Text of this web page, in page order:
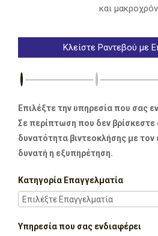
και
Κλείστε Ραντεβού με
Επιλέξτε την υπηρεσία που σας
Σε περίπτωση που δεν βρίσκεστε
δυνατότητα βιντεοκλήσης με τον
δυνατή η εξυπηρέτηση.
Κατηγορία Επαγγελματία
Υπηρεσία που σας ενδιαφέρει